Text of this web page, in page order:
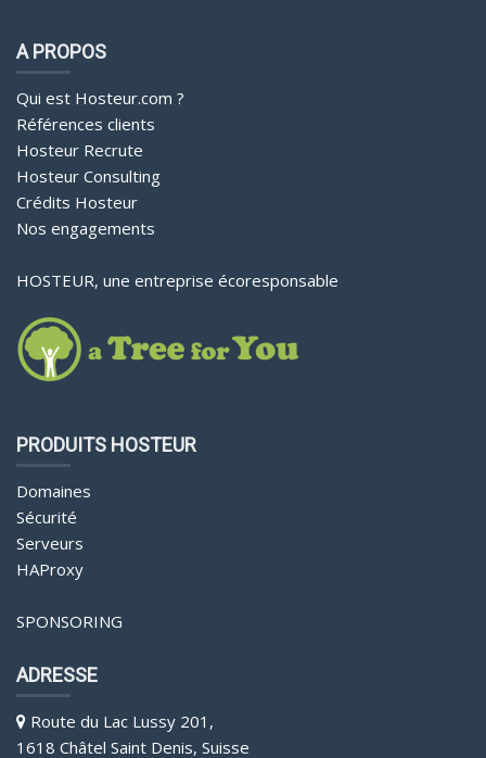
A PROPOS
Qui est Hosteur.com ?
Références clients
Hosteur Recrute
Hosteur Consulting
Crédits Hosteur
Nos engagements
HOSTEUR, une entreprise écoresponsable
PRODUITS HOSTEUR
Domaines
Sécurité
Serveurs
HAProxy
SPONSORING
ADRESSE
Route du Lac Lussy 201,
1618 Châtel Saint Denis, Suisse